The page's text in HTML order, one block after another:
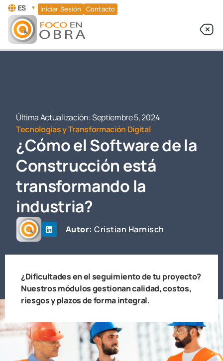
ES ▼ Iniciar Sesión Contacto
Última Actualización:Septiembre 5, 2024
Tecnologías y Transformación Digital
¿Cómo el Software de la
Construcción está
transformando la
industria?
Autor: Cristian Harnisch
¿Dificultades en el seguimiento de tu proyecto?
Nuestros módulos gestionan calidad, costos,
riesgos y plazos de forma integral.